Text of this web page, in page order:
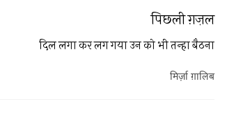
पिछली ग़ज़ल
दिल लगा कर लग गया उन को भी तन्हा बैठना
मिर्ज़ा ग़ालिब